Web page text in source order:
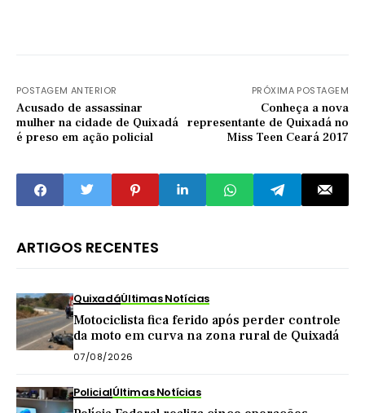
POSTAGEM ANTERIOR
Acusado de assassinar
mulher na cidade de Quixadá
é preso em ação policial
PRÓXIMA POSTAGEM
Conheça a nova
representante de Quixadá no
Miss Teen Ceará 2017
ARTIGOS RECENTES
QuixadáÚltimas Notícias
Motociclista fica ferido após perder controle
da moto em curva na zona rural de Quixadá
07/08/2026
PolicialÚltimas Notícias